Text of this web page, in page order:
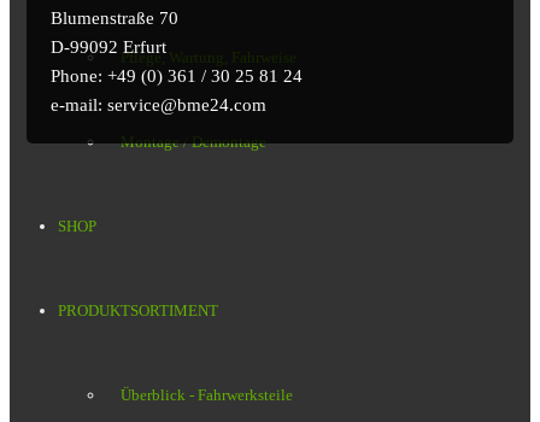
Pflege, Wartung, Fahrweise
Montage / Demontage
SHOP
PRODUKTSORTIMENT
Überblick - Fahrwerksteile
Blumenstraße 70
D-99092 Erfurt
Phone: +49 (0) 361 / 30 25 81 24
e-mail: service@bme24.com